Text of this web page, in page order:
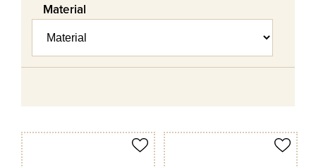
Material
merken Produkt merken